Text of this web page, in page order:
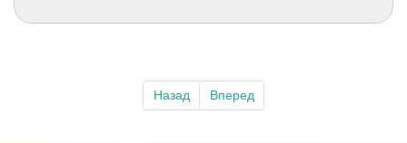
Назад Вперед